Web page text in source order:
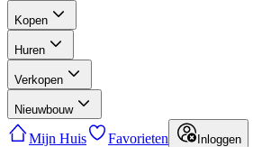
Kopen
Huren
Verkopen
Nieuwbouw
Mijn Huis Favorieten Inloggen